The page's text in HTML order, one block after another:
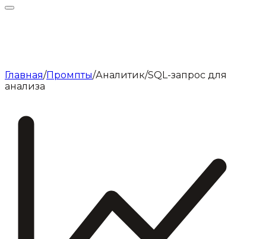
Главная/Промпты/Аналитик/SQL-запрос для
анализа